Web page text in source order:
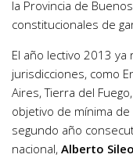
la Provincia de
constitucionales de
El año lectivo 2013
jurisdicciones, como
Aires, Tierra del
objetivo de mínima
segundo año
nacional, Alberto